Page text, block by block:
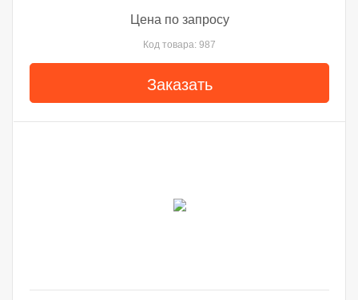
Цена по запросу
Код товара: 987
Заказать